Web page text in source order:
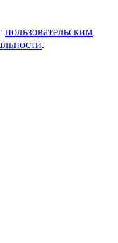
пользовательским
.